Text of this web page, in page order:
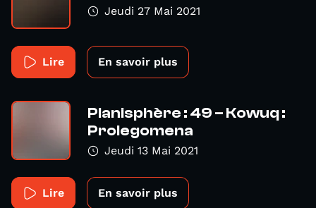
Jeudi 27 Mai 2021
Lire En savoir plus
Planisphère : 49 – Kowuq :
Prolegomena
Jeudi 13 Mai 2021
Lire En savoir plus